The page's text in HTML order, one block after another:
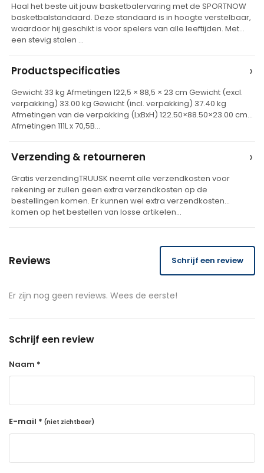
t
e
r
a
t
v
e
Haal het beste uit jouw basketbalervaring met de SPORTNOW
basketbalstandaard. Deze standaard is in hoogte verstelbaar,
waardoor hij geschikt is voor spelers van alle leeftijden. Met
een stevig stalen …
Productspecificaties ›
Gewicht 33 kg Afmetingen 122,5 × 88,5 × 23 cm Gewicht (excl.
verpakking) 33.00 kg Gewicht (incl. verpakking) 37.40 kg
Afmetingen van de verpakking (LxBxH) 122.50×88.50×23.00 cm
Afmetingen 111L x 70,5B…
Verzending & retourneren ›
Gratis verzendingTRUUSK neemt alle verzendkosten voor
rekening er zullen geen extra verzendkosten op de
bestellingen komen. Er kunnen wel extra verzendkosten
komen op het bestellen van losse artikelen…
Reviews Schrijf een review
Er zijn nog geen reviews. Wees de eerste!
Schrijf een review
Naam *
E-mail * (niet zichtbaar)